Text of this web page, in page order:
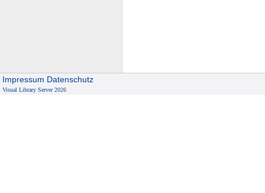
Impressum Datenschutz
Visual Library Server 2026